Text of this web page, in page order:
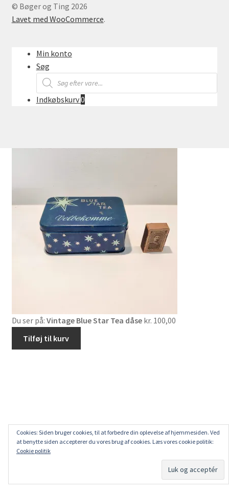
© Bøger og Ting 2026
Lavet med WooCommerce.
Min konto
Søg
Products
search
Indkøbskurv0
Du ser på: Vintage Blue Star Tea dåse kr. 100,00
Tilføj til kurv
Cookies: Siden bruger cookies, til at forbedre din oplevelse af hjemmesiden. Ved
at benytte siden accepterer du vores brug af cookies. Læs vores cookie politik:
Cookie politik